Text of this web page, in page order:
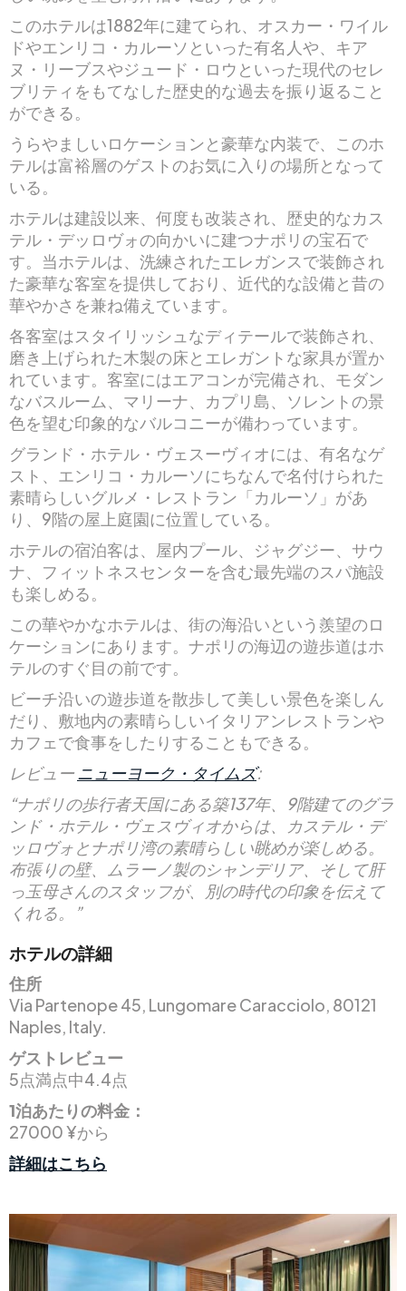
このホテルは1882年に建てられ、オスカー・ワイル
ドやエンリコ・カルーソといった有名人や、キア
ヌ・リーブスやジュード・ロウといった現代のセレ
ブリティをもてなした歴史的な過去を振り返ること
ができる。
うらやましいロケーションと豪華な内装で、このホ
テルは富裕層のゲストのお気に入りの場所となって
いる。
ホテルは建設以来、何度も改装され、歴史的なカス
テル・デッロヴォの向かいに建つナポリの宝石で
す。当ホテルは、洗練されたエレガンスで装飾され
た豪華な客室を提供しており、近代的な設備と昔の
華やかさを兼ね備えています。
各客室はスタイリッシュなディテールで装飾され、
磨き上げられた木製の床とエレガントな家具が置か
れています。客室にはエアコンが完備され、モダン
なバスルーム、マリーナ、カプリ島、ソレントの景
色を望む印象的なバルコニーが備わっています。
グランド・ホテル・ヴェスーヴィオには、有名なゲ
スト、エンリコ・カルーソにちなんで名付けられた
素晴らしいグルメ・レストラン「カルーソ」があ
り、9階の屋上庭園に位置している。
ホテルの宿泊客は、屋内プール、ジャグジー、サウ
ナ、フィットネスセンターを含む最先端のスパ施設
も楽しめる。
この華やかなホテルは、街の海沿いという羨望のロ
ケーションにあります。ナポリの海辺の遊歩道はホ
テルのすぐ目の前です。
ビーチ沿いの遊歩道を散歩して美しい景色を楽しん
だり、敷地内の素晴らしいイタリアンレストランや
カフェで食事をしたりすることもできる。
レビュー ニューヨーク・タイムズ:
“ナポリの歩行者天国にある築137年、9階建てのグラ
ンド・ホテル・ヴェスヴィオからは、カステル・デ
ッロヴォとナポリ湾の素晴らしい眺めが楽しめる。
布張りの壁、ムラーノ製のシャンデリア、そして肝
っ玉母さんのスタッフが、別の時代の印象を伝えて
くれる。”
ホテルの詳細
住所
Via Partenope 45, Lungomare Caracciolo, 80121
Naples, Italy.
ゲストレビュー
5点満点中4.4点
1泊あたりの料金：
27000 ¥から
詳細はこちら